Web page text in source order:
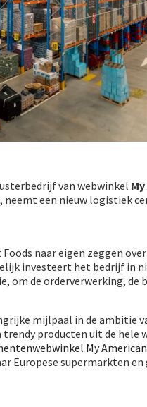
van webwinkel
een nieuw logistiek
naar eigen zeggen
investeert het bedrijf in
de orderverwerking, de
mijlpaal in de ambitie
producten uit de hele
My
Europese supermarkten en